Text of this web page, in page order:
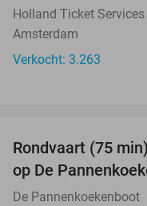
Holland Ticket Services
Amsterdam
Verkocht: 3.263
Rondvaart (75
op De
De Pannenkoekenboot